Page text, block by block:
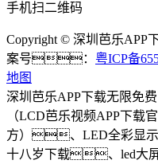
手机扫二维码
Copyright © 深圳芭乐APP
案号： 粤ICP备
地图
深圳芭乐APP下载无限免
（LCD芭乐视频APP下载
方）、LED全彩显
十八岁下载、led大